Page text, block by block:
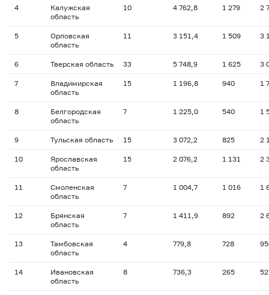
4
Калужская
область
10 4 762,8 1 279 2
5
Орловская
область
11 3 151,4 1 509 3
6 Тверская область 33 5 748,9 1 625 3
7
Владимирская
область
15 1 196,8 940 1
8
Белгородская
область
7 1 225,0 540 1
9 Тульская область 15 3 072,2 825 2
10
Ярославская
область
15 2 076,2 1 131 2
11
Смоленская
область
7 1 004,7 1 016 1
12
Брянская
область
7 1 411,9 892 2
13
Тамбовская
область
4 779,8 728
14
Ивановская
область
8 736,3 265